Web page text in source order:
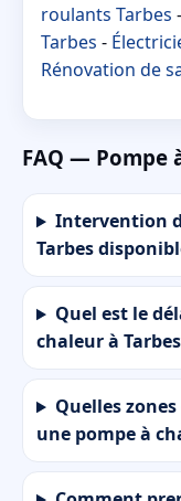
roulants Tarbes -
Tarbes -
Rénovation de
FAQ — Pompe
Intervention
Tarbes
Quel est le
chaleur à
Quelles
une pompe à